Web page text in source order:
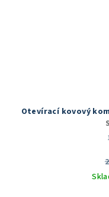
Otevírací kovový